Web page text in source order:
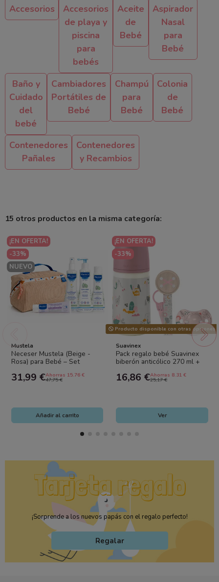
Accesorios
Accesorios
de playa y
piscina
para
bebés
Aceite
de
Bebé
Aspirador
Nasal
para
Bebé
Baño y
Cuidado
del
bebé
Cambiadores
Portátiles de
Bebé
Champú
para
Bebé
Colonia
de
Bebé
Contenedores
Pañales
Contenedores
y Recambios
15 otros productos en la misma categoría:
¡EN OFERTA!
-33%
NUEVO
Mustela
Neceser Mustela (Beige -
Rosa) para Bebé – Set
Gel de Baño,...
31,99 €Ahorras 15.76 €
47,75 €
Añadir al carrito
¡EN OFERTA!
-33%
Producto disponible con otras opciones
Suavinex
Pack regalo bebé Suavinex
biberón anticólico 270 ml +
16,86 €Ahorras 8.31 €
25,17 €
Ver
¡Sorprende a los nuevos papás con el regalo perfecto!
Regalar